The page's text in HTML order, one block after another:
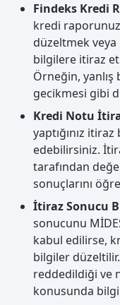
Findeks Kredi
kredi
düzeltmek
bilgilere itiraz
Örneğin, yanlış
gecikmesi gibi
Kredi Notu
yaptığınız
edebilirsiniz.
tarafından
sonuçlarını
İtiraz Sonucu
sonucunu
kabul edilirse,
bilgiler
reddedildiği ve
konusunda bilgi